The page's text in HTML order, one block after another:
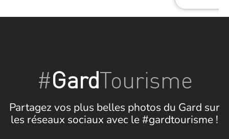
#GardTourisme
Partagez vos plus belles photos du Gard sur
les réseaux sociaux avec le #gardtourisme !